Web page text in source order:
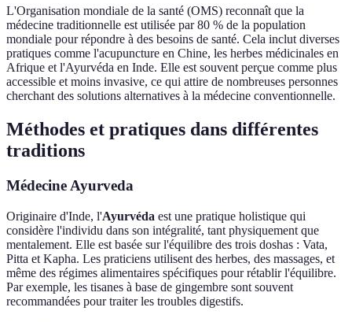
L'Organisation mondiale de la santé (OMS) reconnaît que la
médecine traditionnelle est utilisée par 80 % de la population
mondiale pour répondre à des besoins de santé. Cela inclut diverses
pratiques comme l'acupuncture en Chine, les herbes médicinales en
Afrique et l'Ayurvéda en Inde. Elle est souvent perçue comme plus
accessible et moins invasive, ce qui attire de nombreuses personnes
cherchant des solutions alternatives à la médecine conventionnelle.
Méthodes et pratiques dans différentes
traditions
Médecine Ayurveda
Originaire d'Inde, l'Ayurvéda est une pratique holistique qui
considère l'individu dans son intégralité, tant physiquement que
mentalement. Elle est basée sur l'équilibre des trois doshas : Vata,
Pitta et Kapha. Les praticiens utilisent des herbes, des massages, et
même des régimes alimentaires spécifiques pour rétablir l'équilibre.
Par exemple, les tisanes à base de gingembre sont souvent
recommandées pour traiter les troubles digestifs.